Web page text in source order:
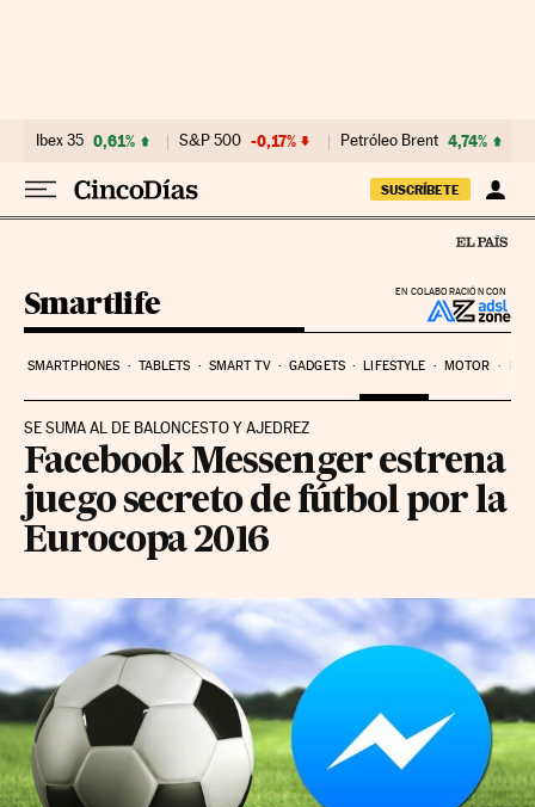
Ibex 35 0,61% S&P 500 -0,17% Petróleo Brent 4,74%
SUSCRÍBETE
EN COLABORACIÓN CON
Smartlife
SMARTPHONES TABLETS SMART TV GADGETS LIFESTYLE MOTOR
SE SUMA AL DE BALONCESTO Y AJEDREZ
Facebook Messenger estrena
juego secreto de fútbol por la
Eurocopa 2016